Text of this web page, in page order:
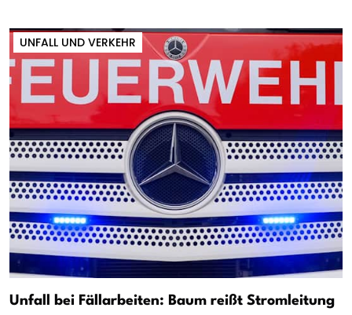
UNFALL UND VERKEHR
Unfall bei Fällarbeiten: Baum reißt Stromleitung